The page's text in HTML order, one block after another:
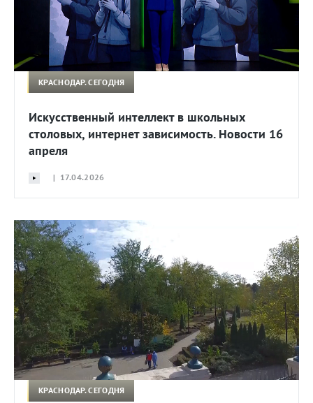
КРАСНОДАР. СЕГОДНЯ
Искусственный интеллект в школьных
столовых, интернет зависимость. Новости 16
апреля
| 17.04.2026
КРАСНОДАР. СЕГОДНЯ